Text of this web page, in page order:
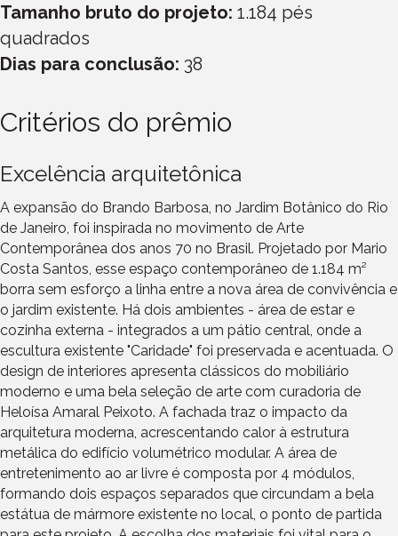
Tamanho bruto do projeto: 1.184 pés
quadrados
Dias para conclusão: 38
Critérios do prêmio
Excelência arquitetônica
A expansão do Brando Barbosa, no Jardim Botânico do Rio
de Janeiro, foi inspirada no movimento de Arte
Contemporânea dos anos 70 no Brasil. Projetado por Mario
Costa Santos, esse espaço contemporâneo de 1.184 m²
borra sem esforço a linha entre a nova área de convivência e
o jardim existente. Há dois ambientes - área de estar e
cozinha externa - integrados a um pátio central, onde a
escultura existente "Caridade" foi preservada e acentuada. O
design de interiores apresenta clássicos do mobiliário
moderno e uma bela seleção de arte com curadoria de
Heloísa Amaral Peixoto. A fachada traz o impacto da
arquitetura moderna, acrescentando calor à estrutura
metálica do edifício volumétrico modular. A área de
entretenimento ao ar livre é composta por 4 módulos,
formando dois espaços separados que circundam a bela
estátua de mármore existente no local, o ponto de partida